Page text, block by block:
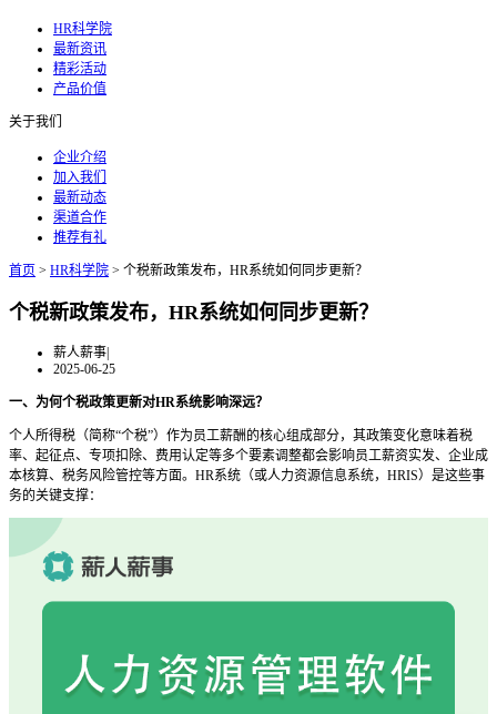
HR科学院
最新资讯
精彩活动
产品价值
关于我们
企业介绍
加入我们
最新动态
渠道合作
推荐有礼
首页 > HR科学院 > 个税新政策发布，HR系统如何同步更新？
个税新政策发布，HR系统如何同步更新？
薪人薪事|
2025-06-25
一、为何个税政策更新对HR系统影响深远？
个人所得税（简称“个税”）作为员工薪酬的核心组成部分，其政策变化意味着税
率、起征点、专项扣除、费用认定等多个要素调整都会影响员工薪资实发、企业成
本核算、税务风险管控等方面。HR系统（或人力资源信息系统，HRIS）是这些事
务的关键支撑：